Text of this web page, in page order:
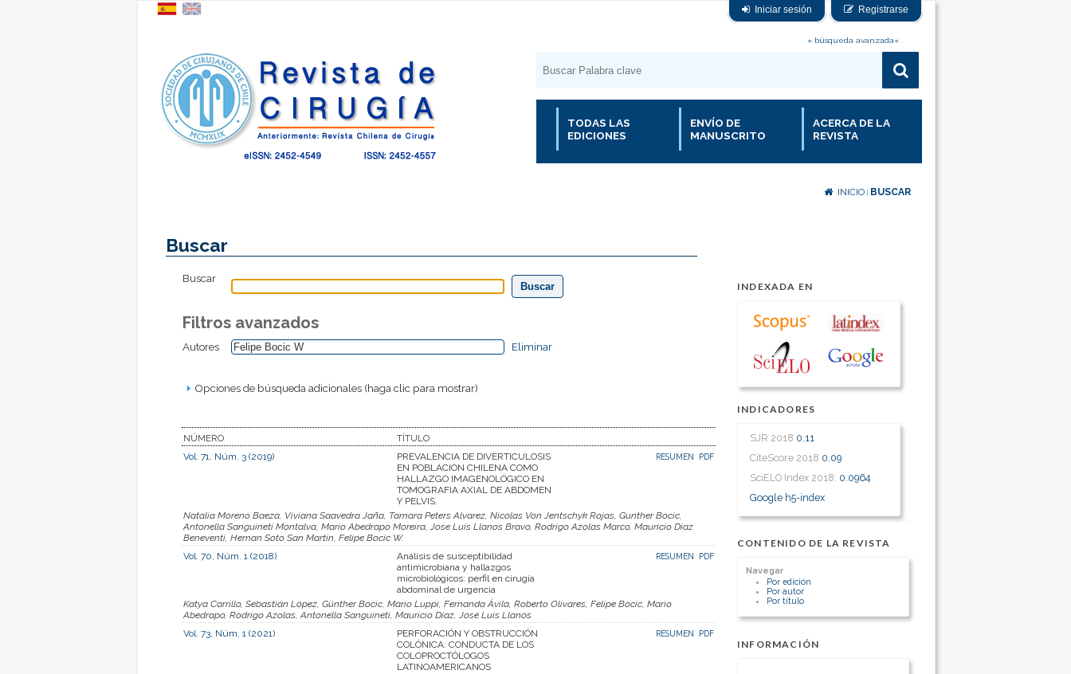
Iniciar sesión Registrarse
» búsqueda avanzada«
TODAS LAS
EDICIONES
ENVÍO DE
MANUSCRITO
ACERCA DE LA
REVISTA
INICIO BUSCAR
INDEXADA EN
INDICADORES
SJR 2018 0.11
CiteScore 2018 0.09
SciELO Index 2018: 0.0964
Google h5-index
CONTENIDO DE LA REVISTA
Navegar
Por edición
Por autor
Por título
INFORMACIÓN
Buscar
Buscar
Filtros avanzados
Autores Eliminar
Opciones de búsqueda adicionales (haga clic para mostrar)
NÚMERO
TÍTULO
Vol. 71, Núm. 3 (2019)
PREVALENCIA DE DIVERTICULOSIS
EN POBLACION CHILENA COMO
HALLAZGO IMAGENOLÓGICO EN
TOMOGRAFIA AXIAL DE ABDOMEN
Y PELVIS.
RESUMEN PDF
Natalia Moreno Baeza, Viviana Saavedra Jaña, Tamara Peters Alvarez, Nicolas Von Jentschyk Rojas, Gunther Bocic,
Antonella Sanguineti Montalva, Mario Abedrapo Moreira, Jose Luis Llanos Bravo, Rodrigo Azolas Marco, Mauricio Diaz
Beneventi, Hernan Soto San Martin, Felipe Bocic W.
Vol. 70, Núm. 1 (2018)
Análisis de susceptibilidad
antimicrobiana y hallazgos
microbiológicos: perfil en cirugía
abdominal de urgencia
RESUMEN PDF
Katya Carrillo, Sebastián López, Günther Bocic, Mario Luppi, Fernanda Ávila, Roberto Olivares, Felipe Bocic, Mario
Abedrapo, Rodrigo Azolas, Antonella Sanguineti, Mauricio Díaz, José Luis Llanos
Vol. 73, Núm. 1 (2021)
PERFORACIÓN Y OBSTRUCCIÓN
COLÓNICA: CONDUCTA DE LOS
COLOPROCTÓLOGOS
LATINOAMERICANOS
RESUMEN PDF